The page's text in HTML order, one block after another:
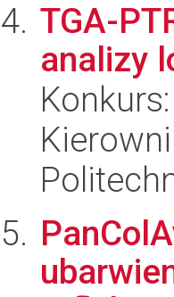
TGA-
analizy
Konkurs: